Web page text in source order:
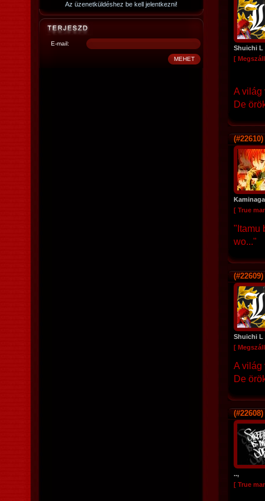
Az üzenetküldéshez be kell jelentkezni!
E-mail:
Shuichi L
[
A világ
De
(#22610)
Kaminaga
[ True
"Itamu
wo..."
(#22609)
Shuichi L
[
A világ
De
(#22608)
..,
[ True